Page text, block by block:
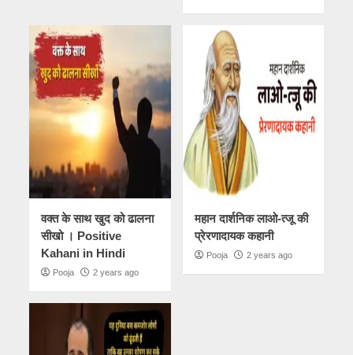
वक्त के साथ खुद को ढालना
सीखो । Positive
Kahani in Hindi
Pooja 2 years ago
महान दार्शनिक लाओ-त्जू की
प्रेरणादायक कहानी
Pooja 2 years ago